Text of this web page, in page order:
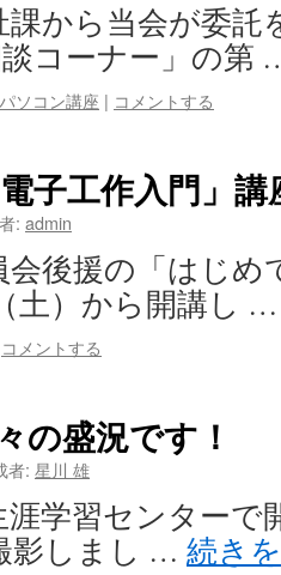
課から当会が委託
談コーナー」の第
パソコン講座 | コメントする
子工作入門」
: admin
会後援の「はじめ
土）から開講し
コメントする
の盛況です！
者: 星川 雄
涯学習センター
影しまし … 続き